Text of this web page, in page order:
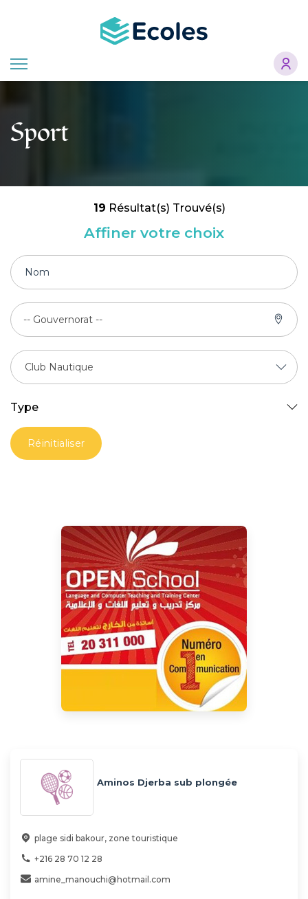
principal
Sport
19 Résultat(s) Trouvé(s)
Affiner votre choix
-- Gouvernorat --
Type
Réinitialiser
Aminos Djerba sub plongée
plage sidi bakour, zone touristique
+216 28 70 12 28
amine_manouchi@hotmail.com